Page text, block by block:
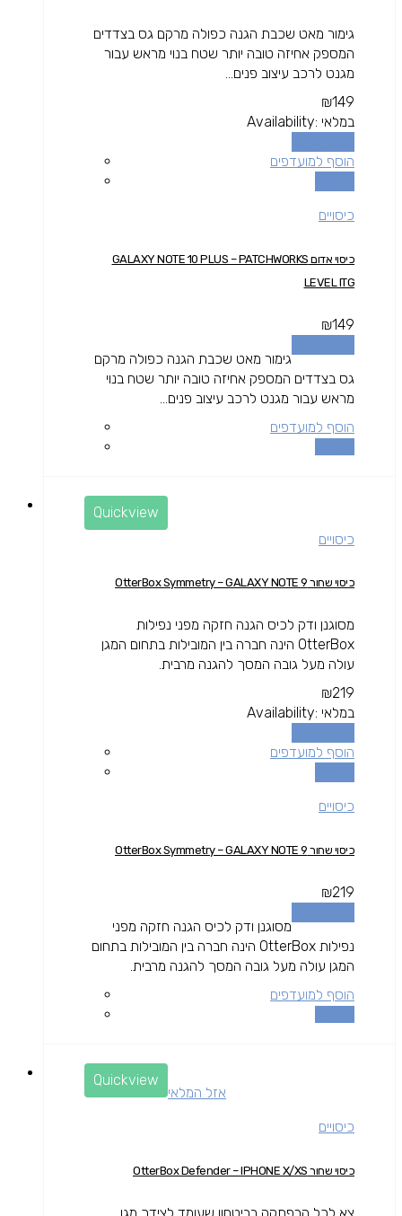
גימור מאט שכבת הגנה כפולה מרקם גס בצדדים
המספק אחיזה טובה יותר שטח בנוי מראש עבור
מגנט לרכב עיצוב פנים...
₪149
Availability: במלאי
הוסף למועדפים
כיסויים
כיסוי אדום GALAXY NOTE 10 PLUS – PATCHWORKS
LEVEL ITG
₪149
גימור מאט שכבת הגנה כפולה מרקם
גס בצדדים המספק אחיזה טובה יותר שטח בנוי
מראש עבור מגנט לרכב עיצוב פנים...
הוסף למועדפים
Quickview
כיסויים
כיסוי שחור OtterBox Symmetry – GALAXY NOTE 9
מסוגנן ודק לכיס הגנה חזקה מפני נפילות
OtterBox הינה חברה בין המובילות בתחום המגן
עולה מעל גובה המסך להגנה מרבית.
₪219
Availability: במלאי
הוסף למועדפים
כיסויים
כיסוי שחור OtterBox Symmetry – GALAXY NOTE 9
₪219
מסוגנן ודק לכיס הגנה חזקה מפני
נפילות OtterBox הינה חברה בין המובילות בתחום
המגן עולה מעל גובה המסך להגנה מרבית.
הוסף למועדפים
Quickview
אזל המלאי
כיסויים
כיסוי שחור OtterBox Defender – IPHONE X/XS